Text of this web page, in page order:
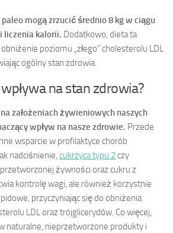
mogą zrzucić średnio 8 kg w ciągu
liczenia kalorii. Dodatkowo, dieta ta
poziomu „złego” cholesterolu LDL
ogólny stan zdrowia.
na stan zdrowia?
założeniach żywieniowych naszych
wpływ na nasze zdrowie. Przede
wsparcie w profilaktyce chorób
nadciśnienie, cukrzyca typu 2czy
żywności oraz cukru z
kontrolę wagi, ale również korzystnie
przyczyniając się do obniżenia
LDL oraz trójglicerydów. Co więcej,
naturalne, nieprzetworzone produkty i